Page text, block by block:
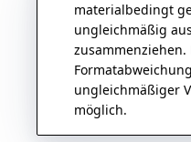
materialbedingt
ungleichmäßig
ungleichmäßiger
möglich.